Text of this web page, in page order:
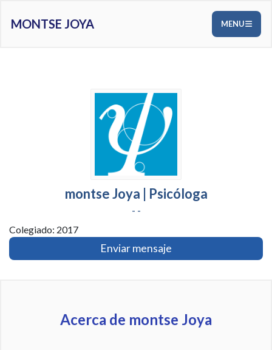
MONTSE JOYA MENU
montse Joya | Psicóloga
- -
Colegiado: 2017
Enviar mensaje
Acerca de montse Joya